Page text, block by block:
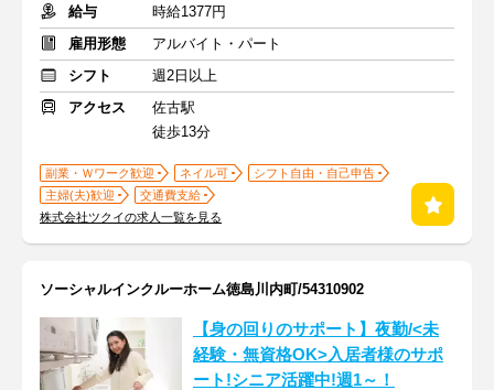
給与
時給1377円
雇用形態
アルバイト・パート
シフト
週2日以上
アクセス
佐古駅
徒歩13分
副業・Ｗワーク歓迎 ネイル可
シフト自由・自己申告
主婦(夫)歓迎
交通費支給
株式会社ツクイの求人一覧を見る
ソーシャルインクルーホーム徳島川内町/54310902
【身の回りのサポート】夜勤/<未
経験・無資格OK>入居者様のサポ
ート!シニア活躍中!週1～！